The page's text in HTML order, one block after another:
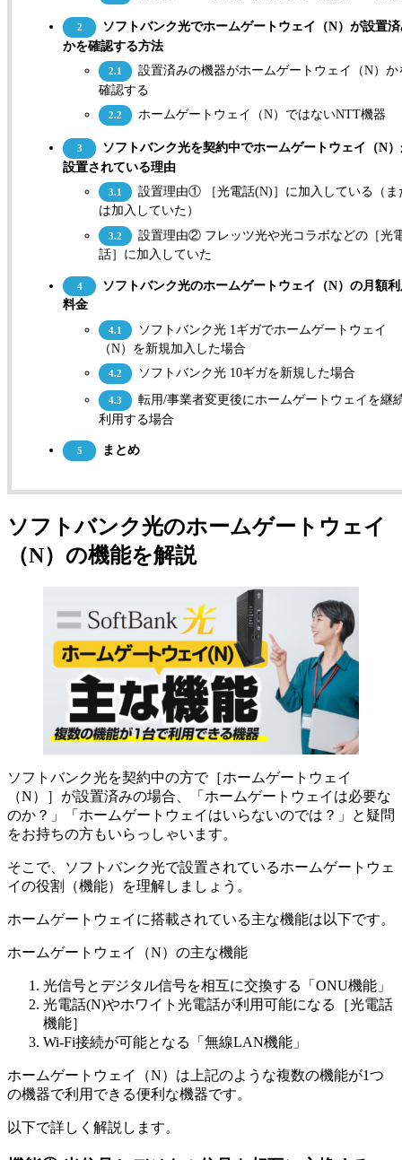
2
ソフトバンク光でホームゲートウェイ（N）が設置
かを確認する方法
2.1
設置済みの機器がホームゲートウェイ（N）か
確認する
2.2 ホームゲートウェイ（N）ではないNTT機器
3
ソフトバンク光を契約中でホームゲートウェイ（N
設置されている理由
3.1
設置理由① ［光電話(N)］に加入している（ま
は加入していた）
3.2
設置理由② フレッツ光や光コラボなどの［光
話］に加入していた
4
ソフトバンク光のホームゲートウェイ（N）の月額
料金
4.1
ソフトバンク光 1ギガでホームゲートウェイ
（N）を新規加入した場合
4.2 ソフトバンク光 10ギガを新規した場合
4.3
転用/事業者変更後にホームゲートウェイを継
利用する場合
5 まとめ
ソフトバンク光のホームゲートウェイ
（N）の機能を解説
ソフトバンク光を契約中の方で［ホームゲートウェイ
（N）］が設置済みの場合、「ホームゲートウェイは必要な
のか？」「ホームゲートウェイはいらないのでは？」と疑問
をお持ちの方もいらっしゃいます。
そこで、ソフトバンク光で設置されているホームゲートウェ
イの役割（機能）を理解しましょう。
ホームゲートウェイに搭載されている主な機能は以下です。
ホームゲートウェイ（N）の主な機能
光信号とデジタル信号を相互に交換する「ONU機能」
光電話(N)やホワイト光電話が利用可能になる［光電話
機能］
Wi-Fi接続が可能となる「無線LAN機能」
ホームゲートウェイ（N）は上記のような複数の機能が1つ
の機器で利用できる便利な機器です。
以下で詳しく解説します。